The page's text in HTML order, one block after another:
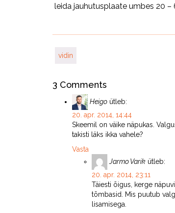
leida jauhutusplaate umbes 20 –
vidin
3 Comments
Heigo ütleb:
20. apr. 2014, 14:44
Skeemil on väike näpukas.
takisti läks ikka vahele?
Vasta
Jarmo Varik ütleb:
20. apr. 2014, 23:11
Täiesti õigus, kerge
tõmbasid. Mis puutub
lisamisega.